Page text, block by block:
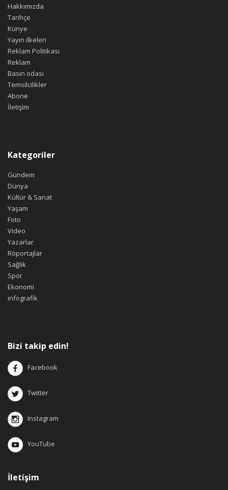
Hakkımızda
Tarihçe
Künye
Yayın ilkeleri
Reklam Politikası
Reklam
Basın odası
Temsilcilikler
Abone
İletişim
Kategoriler
Gündem
Dünya
Kültür & Sanat
Yaşam
Foto
Video
Yazarlar
Röportajlar
Sağlık
Spor
Ekonomi
infografik
Bizi takip edin!
Facebook
Twitter
Instagram
YouTube
İletişim